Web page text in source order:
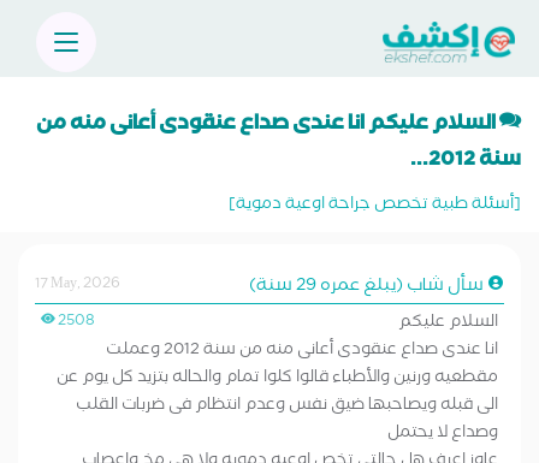
السلام عليكم انا عندى صداع عنقودى أعانى منه من
سنة 2012...
[أسئلة طبية تخصص جراحة اوعية دموية]
سأل شاب (يبلغ عمره 29 سنة)
17 May, 2026
2508
السلام عليكم
انا عندى صداع عنقودى أعانى منه من سنة 2012 وعملت
مقطعيه ورنين والأطباء قالوا كلوا تمام والحاله بتزيد كل يوم عن
الى قبله ويصاحبها ضيق نفس وعدم انتظام فى ضربات القلب
وصداع لا يحتمل